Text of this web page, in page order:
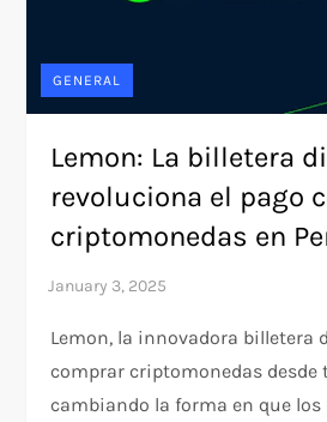
GENERAL
Lemon: La billetera
revoluciona el pago
criptomonedas en
Lemon, la innovadora billetera
comprar criptomonedas desde
cambiando la forma en que los